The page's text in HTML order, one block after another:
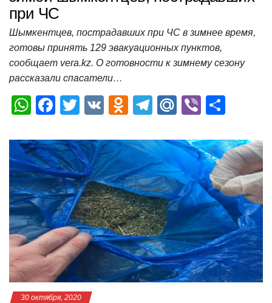
при ЧС
Шымкентцев, пострадавших при ЧС в зимнее время,
готовы принять 129 эвакуационных пунктов,
сообщает vera.kz. О готовности к зимнему сезону
рассказали спасатели…
W
at
s
A
p
p
F
c
e
b
o
o
k
T
tt
er
V
O
n
o
kl
a
ss
ni
ki
T
e
gr
a
m
M
.R
u
Vi
er п
р
а
в
и
т
ь
30 октября, 2020